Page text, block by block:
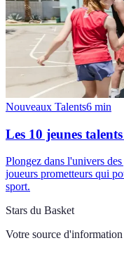
Nouveaux Talents6 min
Les 10 jeunes
Plongez dans l'univers
joueurs prometteurs qui
sport.
Stars du Basket
Votre source